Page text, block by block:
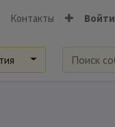
Контакты Войти